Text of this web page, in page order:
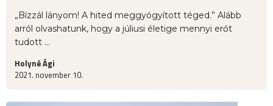
„Bízzál lányom! A hited meggyógyított téged.” Alább
arról olvashatunk, hogy a júliusi életige mennyi erőt
tudott ...
Holyné Ági
2021. november 10.